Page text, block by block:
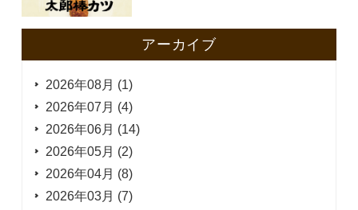
アーカイブ
2026年08月 (1)
2026年07月 (4)
2026年06月 (14)
2026年05月 (2)
2026年04月 (8)
2026年03月 (7)